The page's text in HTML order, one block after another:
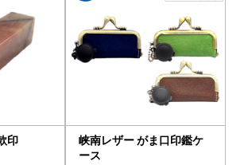
印
峡南レザー がま口印鑑ケ
ース